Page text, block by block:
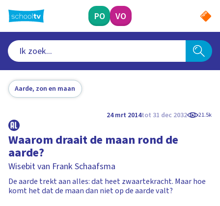
naar
hoofdinhoud
PO VO
Aarde, zon en maan
24 mrt 2014tot 31 dec 2032 21.5k
Waarom draait de maan rond de
aarde?
Wisebit van Frank Schaafsma
De aarde trekt aan alles: dat heet zwaartekracht. Maar hoe
komt het dat de maan dan niet op de aarde valt?